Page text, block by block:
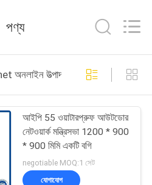
পণ্য
উত্পাদন
আইপি 55 ওয়াটারপ্রুফ আউটডোর
নেটওয়ার্ক মন্ত্রিসভা 1200 * 900
* 900 মিমি একটি বগি
negotiable MOQ:1 সেট
যোগাযোগ